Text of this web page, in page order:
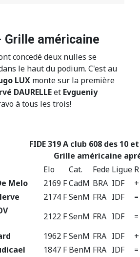
Grille américaine
concedé deux nulles se
le haut du podium. C'est au
LUX monte sur la première
DAURELLEet Evgueniy
à tous les trois!
FIDE 319 A club 608 des 10
Grille américaine
Elo Cat. Fede Ligue
Melo 2169 FCadM BRA IDF
2174 FSenM FRA IDF
2122 FSenM FRA IDF
1962 FSenM FRA IDF
1847 F BenM FRA IDF